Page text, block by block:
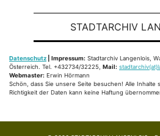
STADTARCHIV
Datenschutz | Impressum: Stadtarchiv Langenlois,
Österreich. Tel. +432734/32225, Mail:
Webmaster: Erwin Hörmann
Schön, dass Sie unsere Seite besuchen! Alle
Richtigkeit der Daten kann keine Haftung